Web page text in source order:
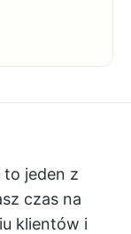
to jeden z
czas na
klientów i